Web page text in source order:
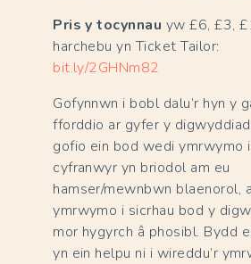
Pris y tocynnau yw £6, £3,
harchebu yn Ticket Tailor:
bit.ly/2GHNm82
Gofynnwn i bobl dalu’r hyn y
fforddio ar gyfer y
gofio ein bod wedi ymrwymo
cyfranwyr yn briodol am eu
hamser/mewnbwn blaenorol,
ymrwymo i sicrhau bod y
mor hygyrch â phosibl. Bydd
yn ein helpu ni i wireddu’r